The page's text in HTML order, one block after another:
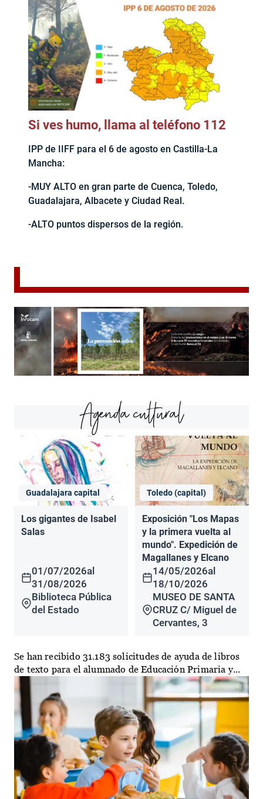
Si ves humo, llama al teléfono 112
IPP de IIFF para el 6 de agosto en Castilla-La
Mancha:
-MUY ALTO en gran parte de Cuenca, Toledo,
Guadalajara, Albacete y Ciudad Real.
-ALTO puntos dispersos de la región.
Agenda cultural
Guadalajara capital
Los gigantes de Isabel
Salas
01/07/2026al
31/08/2026
Biblioteca Pública
del Estado
Toledo (capital)
Exposición "Los Mapas
y la primera vuelta al
mundo". Expedición de
Magallanes y Elcano
14/05/2026al
18/10/2026
MUSEO DE SANTA
CRUZ C/ Miguel de
Cervantes, 3
Se han recibido 31.183 solicitudes de ayuda de libros
de texto para el alumnado de Educación Primaria y...